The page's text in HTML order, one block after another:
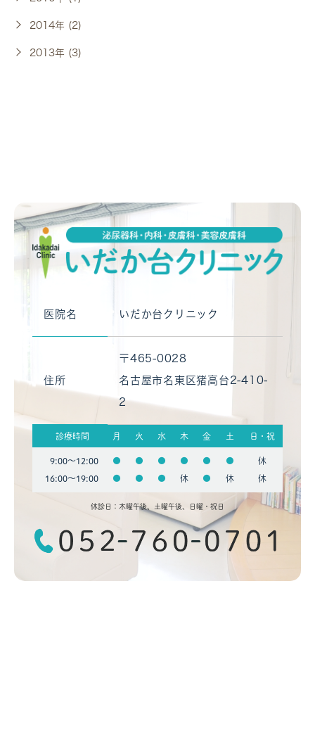
2014年 (2)
2013年 (3)
医院名 いだか台クリニック
住所
〒465-0028
名古屋市名東区猪高台2-410-
2
診療時間 月 火 水 木 金 土 日・祝
9:00〜12:00 ● ● ● ● ● ● 休
16:00〜19:00 ● ● ● 休 ● 休 休
休診日：木曜午後、土曜午後、日曜・祝日